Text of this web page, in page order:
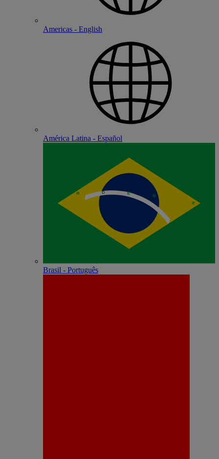
Americas - English
América Latina - Español
Brasil - Português